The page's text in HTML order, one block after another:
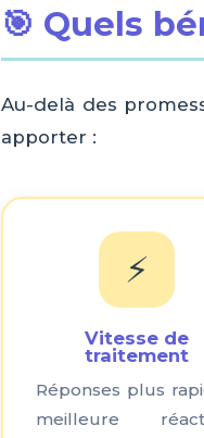
🎯 Quels
Au-delà des
apporter :
⚡
Vitesse de
traitement
Réponses plus
meilleure